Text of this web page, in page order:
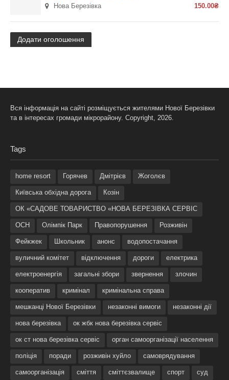
Нова Березівка 150.00₴
Додати оголошення
Вся інформація на сайті розміщується жителями Нової Березівки
та в інтересах громади мікрорайону. Copyright, 2026.
Tags
home resort Горячев Дмітрієв Жоголєв
Київська обхідна дорога Козін
ОК «САДОВЕ ТОВАРИСТВО «НОВА БЕРЕЗІВКА СЕРВІС
ОСН Олімпік Парк Правопорушення Розживін
Фейкжек Школьник анонс водопостачання
вуличний комітет відключення дороги електрика
електроенергія загальні збори звернення злочин
кооператив кримінал кримінальна справа
мешканці Нової Березівки незаконні вимоги незаконні дії
нова березівка ок жбк нова березівка сервіс
ок ст нова березівка сервіс орган самоорганізації населення
поліція поради розживін хуйло самоврядування
самоорганізація сміття сміттєзвалище спорт суд